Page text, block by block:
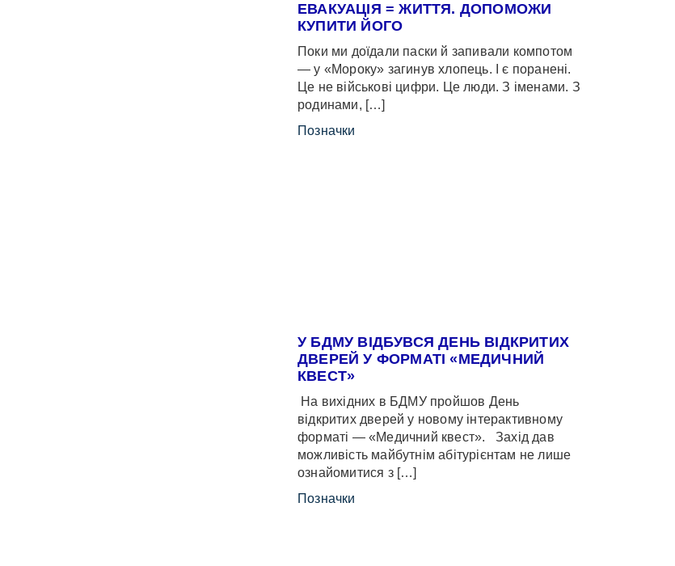
ЕВАКУАЦІЯ = ЖИТТЯ. ДОПОМОЖИ
КУПИТИ ЙОГО
Поки ми доїдали паски й запивали компотом
— у «Мороку» загинув хлопець. І є поранені.
Це не військові цифри. Це люди. З іменами. З
родинами, […]
Позначки
У БДМУ ВІДБУВСЯ ДЕНЬ ВІДКРИТИХ
ДВЕРЕЙ У ФОРМАТІ «МЕДИЧНИЙ
КВЕСТ»
На вихідних в БДМУ пройшов День
відкритих дверей у новому інтерактивному
форматі — «Медичний квест». Захід дав
можливість майбутнім абітурієнтам не лише
ознайомитися з […]
Позначки